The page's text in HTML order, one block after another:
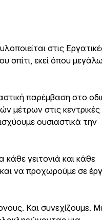
στις
σπίτι, εκεί όπου
παρέμβαση στο
μέτρων στις κεντρικές
ουσιαστικά την
γειτονιά και κάθε
να προχωρούμε σε
Και συνεχίζουμε.